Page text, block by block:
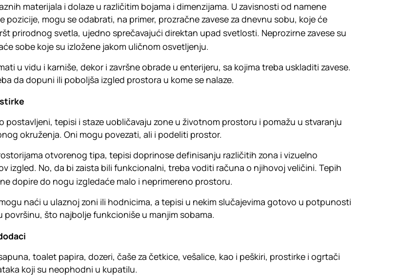
materijala i dolaze u različitim bojama i dimenzijama. U zavisnosti od namene
pozicije, mogu se odabrati, na primer, prozračne zavese za dnevnu sobu, koje će
prirodnog svetla, ujedno sprečavajući direktan upad svetlosti. Neprozirne zavese su
sobe koje su izložene jakom uličnom osvetljenju.
u vidu i karniše, dekor i završne obrade u enterijeru, sa kojima treba uskladiti zavese.
da dopuni ili poboljša izgled prostora u kome se nalaze.
postavljeni, tepisi i staze uobličavaju zone u životnom prostoru i pomažu u stvaranju
okruženja. Oni mogu povezati, ali i podeliti prostor.
otvorenog tipa, tepisi doprinose definisanju različitih zona i vizuelno
izgled. No, da bi zaista bili funkcionalni, treba voditi računa o njihovoj veličini. Tepih
dopire do nogu izgledaće malo i neprimereno prostoru.
naći u ulaznoj zoni ili hodnicima, a tepisi u nekim slučajevima gotovo u potpunosti
površinu, što najbolje funkcioniše u manjim sobama.
toalet papira, dozeri, čaše za četkice, vešalice, kao i peškiri, prostirke i ogrtači
koji su neophodni u kupatilu.